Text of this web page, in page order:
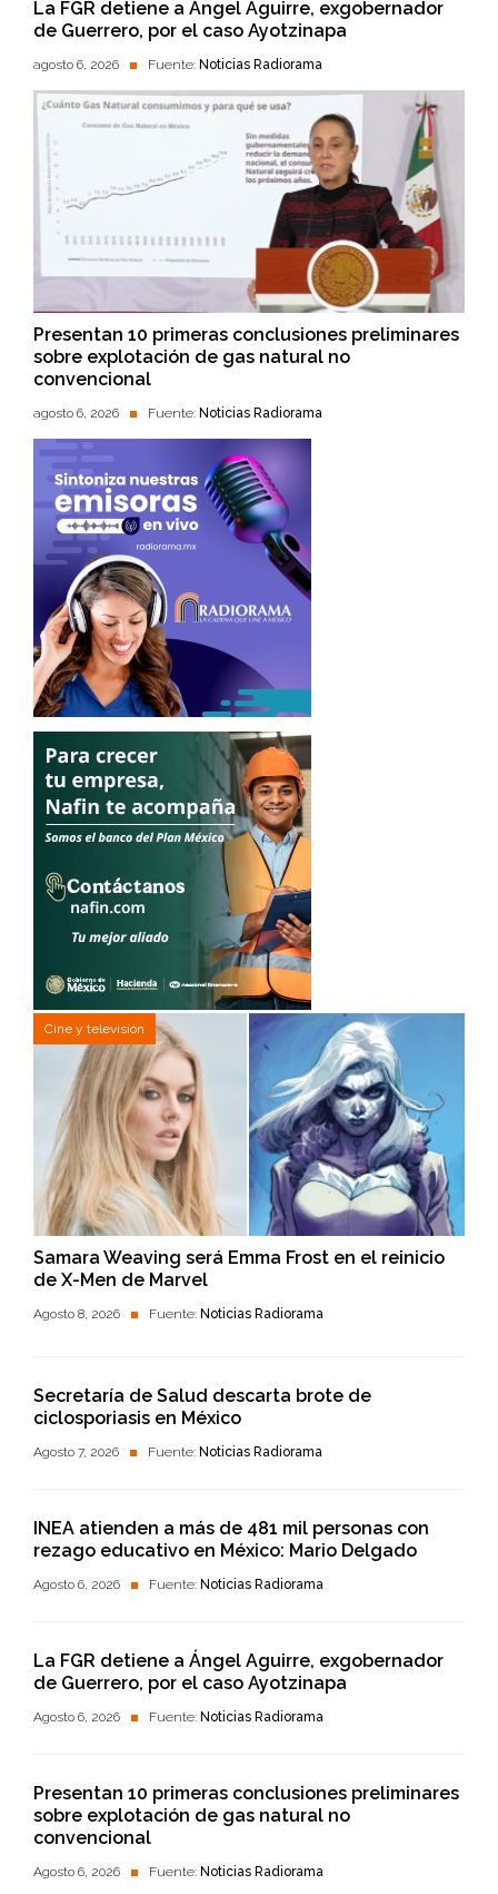
La FGR detiene a Ángel Aguirre, exgobernador
de Guerrero, por el caso Ayotzinapa
agosto 6, 2026 Fuente: Noticias Radiorama
Presentan 10 primeras conclusiones preliminares
sobre explotación de gas natural no
convencional
agosto 6, 2026 Fuente: Noticias Radiorama
Cine y televisión
Samara Weaving será Emma Frost en el reinicio
de X-Men de Marvel
Agosto 8, 2026 Fuente: Noticias Radiorama
Secretaría de Salud descarta brote de
ciclosporiasis en México
Agosto 7, 2026 Fuente: Noticias Radiorama
INEA atienden a más de 481 mil personas con
rezago educativo en México: Mario Delgado
Agosto 6, 2026 Fuente: Noticias Radiorama
La FGR detiene a Ángel Aguirre, exgobernador
de Guerrero, por el caso Ayotzinapa
Agosto 6, 2026 Fuente: Noticias Radiorama
Presentan 10 primeras conclusiones preliminares
sobre explotación de gas natural no
convencional
Agosto 6, 2026 Fuente: Noticias Radiorama